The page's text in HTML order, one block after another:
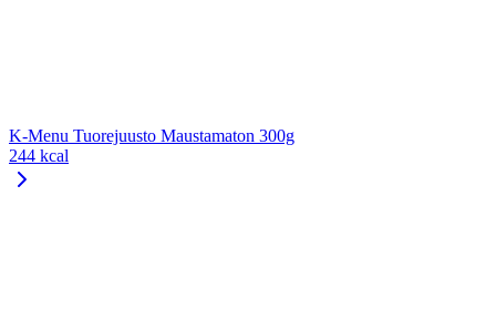
K-Menu Tuorejuusto Maustamaton 300g
244 kcal